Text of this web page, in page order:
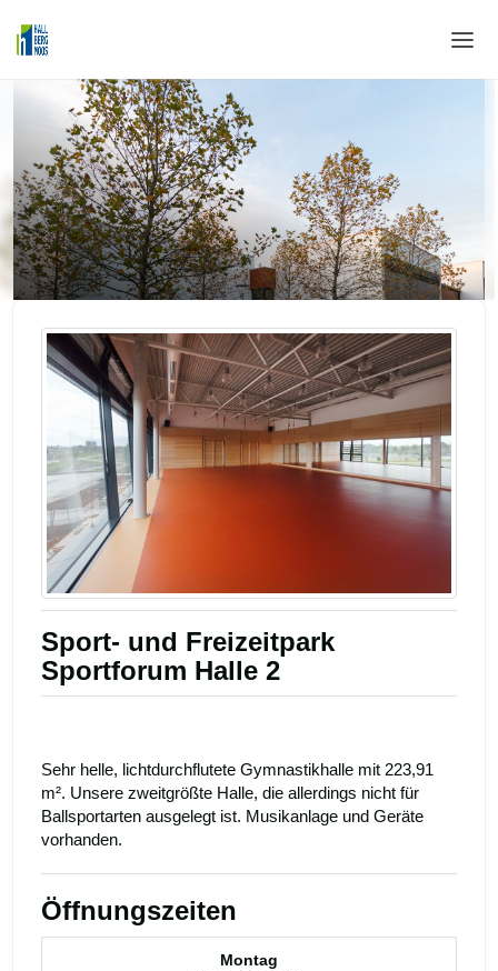
Home
Login
Sprache
Hilfe & Info
Sport- und Freizeitpark
Sportforum Halle 2
Sehr helle, lichtdurchflutete Gymnastikhalle mit 223,91
m². Unsere zweitgrößte Halle, die allerdings nicht für
Ballsportarten ausgelegt ist. Musikanlage und Geräte
vorhanden.
Öffnungszeiten
Montag